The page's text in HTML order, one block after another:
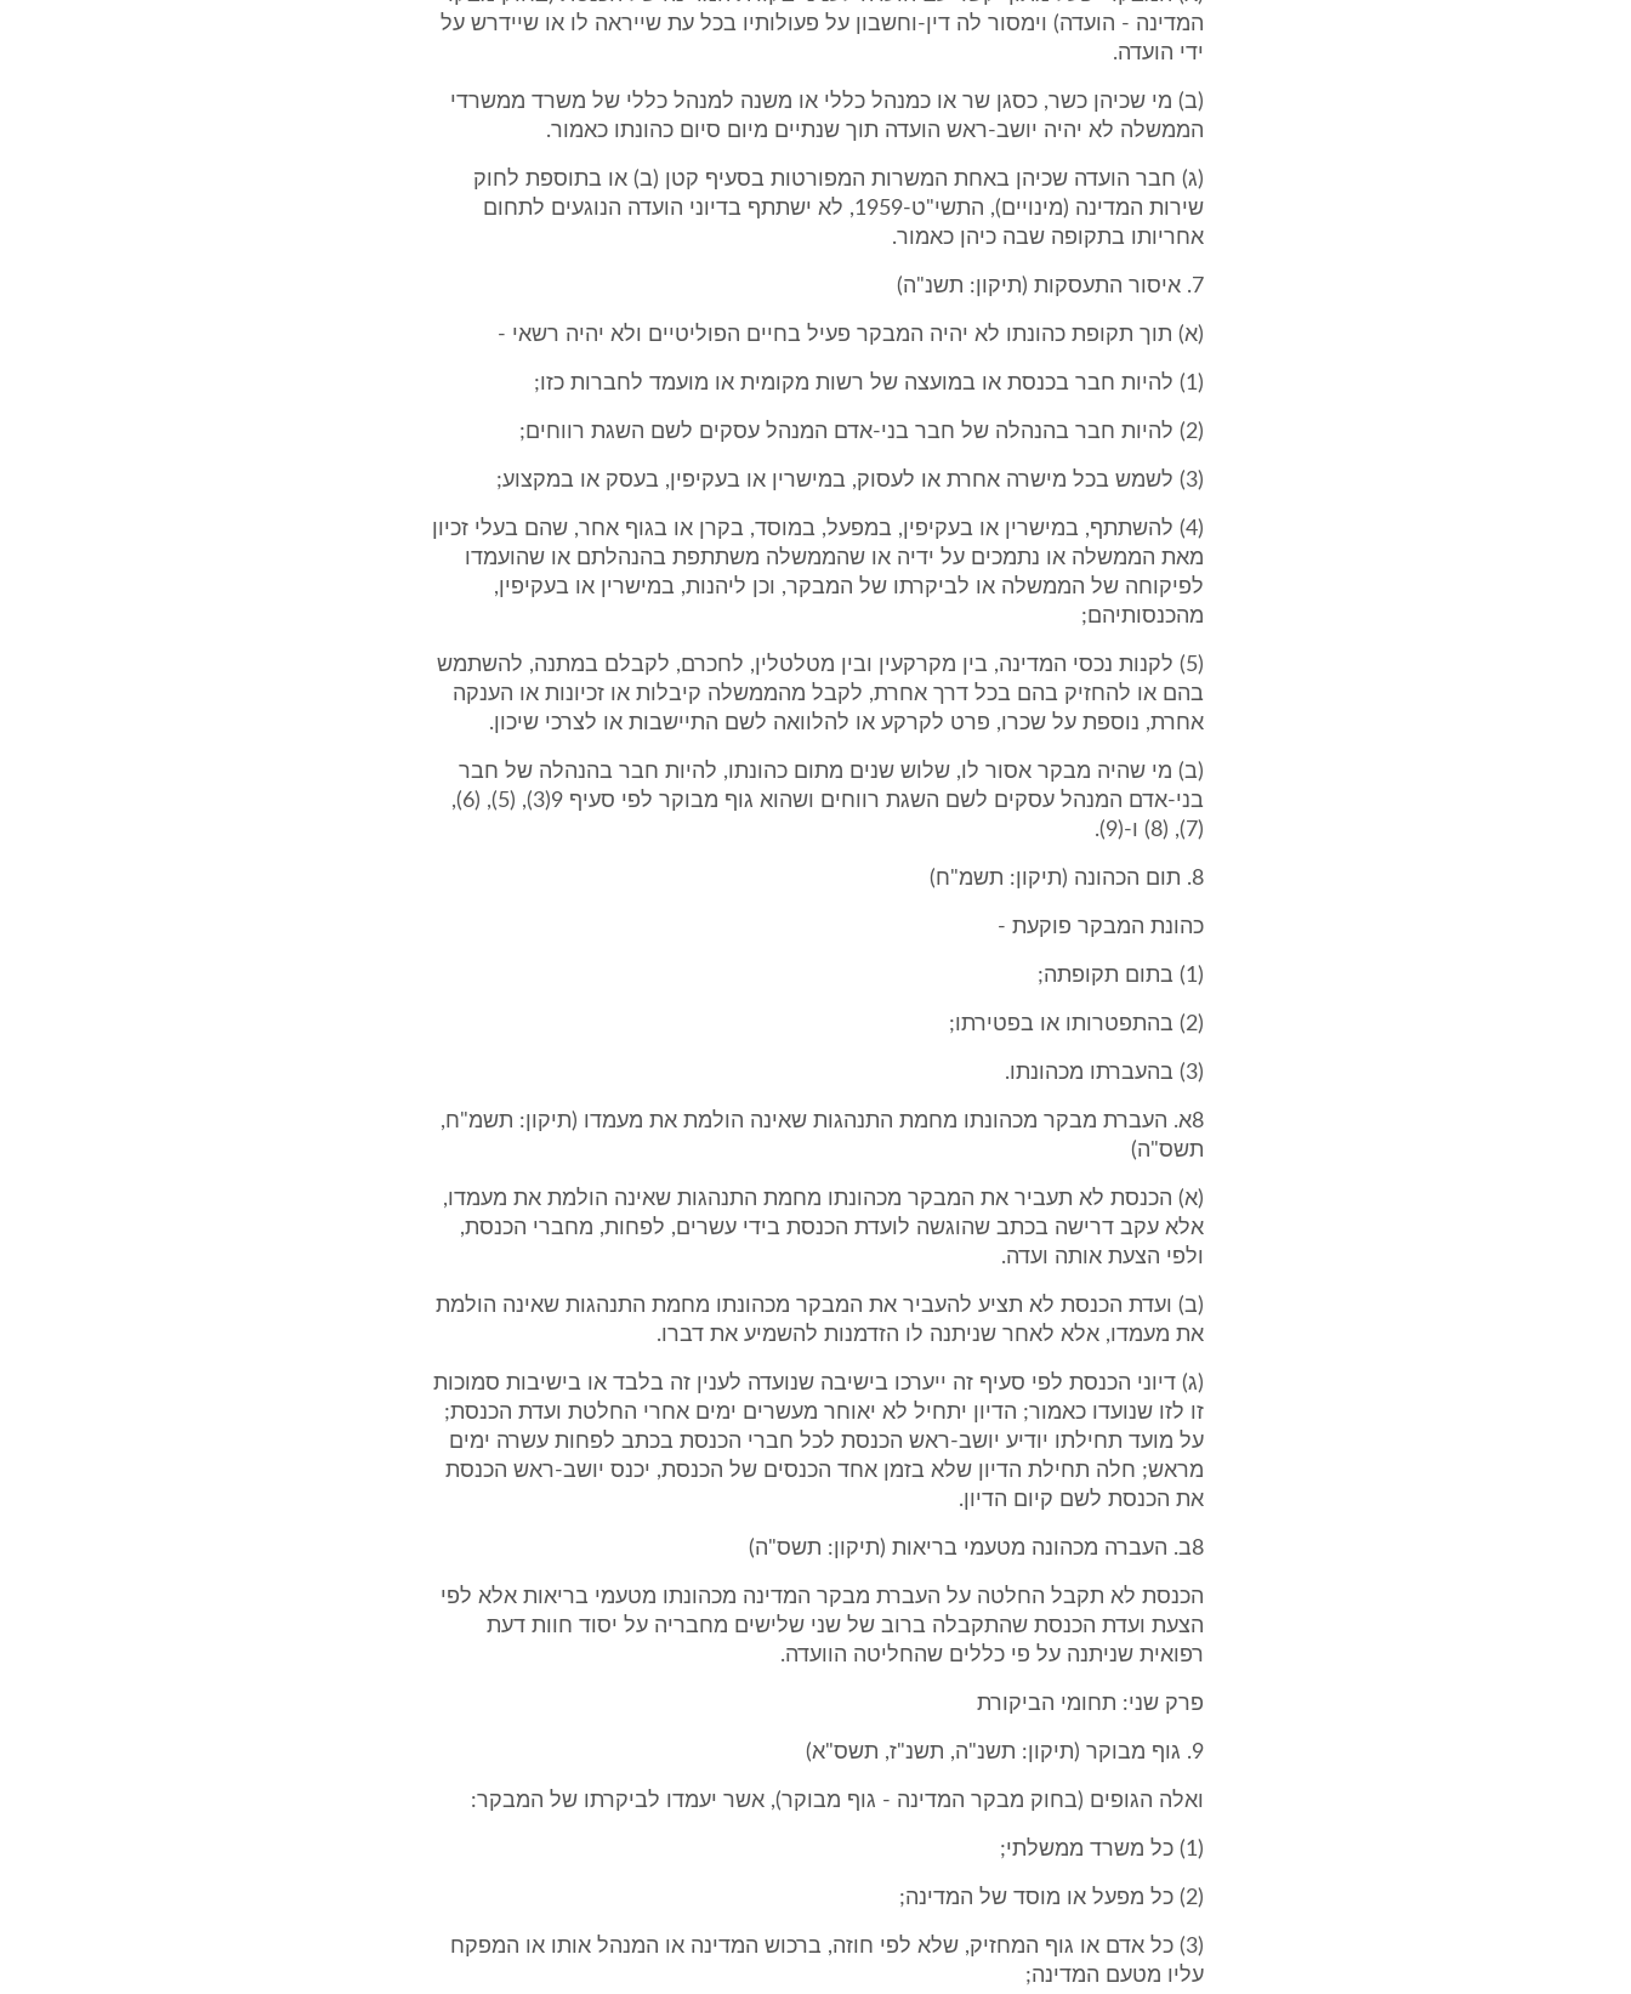
המדינה - הועדה) וימסור לה דין-וחשבון על פעולותיו בכל עת שייראה לו או שיידרש על
ידי הועדה.
(ב) מי שכיהן כשר, כסגן שר או כמנהל כללי או משנה למנהל כללי של משרד ממשרדי
הממשלה לא יהיה יושב-ראש הועדה תוך שנתיים מיום סיום כהונתו כאמור.
(ג) חבר הועדה שכיהן באחת המשרות המפורטות בסעיף קטן (ב) או בתוספת לחוק
שירות המדינה (מינויים), התשי"ט-1959, לא ישתתף בדיוני הועדה הנוגעים לתחום
אחריותו בתקופה שבה כיהן כאמור.
7. איסור התעסקות (תיקון: תשנ"ה)
(א) תוך תקופת כהונתו לא יהיה המבקר פעיל בחיים הפוליטיים ולא יהיה רשאי -
(1) להיות חבר בכנסת או במועצה של רשות מקומית או מועמד לחברות כזו;
(2) להיות חבר בהנהלה של חבר בני-אדם המנהל עסקים לשם השגת רווחים;
(3) לשמש בכל מישרה אחרת או לעסוק, במישרין או בעקיפין, בעסק או במקצוע;
(4) להשתתף, במישרין או בעקיפין, במפעל, במוסד, בקרן או בגוף אחר, שהם בעלי זכיון
מאת הממשלה או נתמכים על ידיה או שהממשלה משתתפת בהנהלתם או שהועמדו
לפיקוחה של הממשלה או לביקרתו של המבקר, וכן ליהנות, במישרין או בעקיפין,
מהכנסותיהם;
(5) לקנות נכסי המדינה, בין מקרקעין ובין מטלטלין, לחכרם, לקבלם במתנה, להשתמש
בהם או להחזיק בהם בכל דרך אחרת, לקבל מהממשלה קיבלות או זכיונות או הענקה
אחרת, נוספת על שכרו, פרט לקרקע או להלוואה לשם התיישבות או לצרכי שיכון.
(ב) מי שהיה מבקר אסור לו, שלוש שנים מתום כהונתו, להיות חבר בהנהלה של חבר
בני-אדם המנהל עסקים לשם השגת רווחים ושהוא גוף מבוקר לפי סעיף 9(3), (5), (6),
(7), (8) ו-(9).
8. תום הכהונה (תיקון: תשמ"ח)
כהונת המבקר פוקעת -
(1) בתום תקופתה;
(2) בהתפטרותו או בפטירתו;
(3) בהעברתו מכהונתו.
8א. העברת מבקר מכהונתו מחמת התנהגות שאינה הולמת את מעמדו (תיקון: תשמ"ח,
תשס"ה)
(א) הכנסת לא תעביר את המבקר מכהונתו מחמת התנהגות שאינה הולמת את מעמדו,
אלא עקב דרישה בכתב שהוגשה לועדת הכנסת בידי עשרים, לפחות, מחברי הכנסת,
ולפי הצעת אותה ועדה.
(ב) ועדת הכנסת לא תציע להעביר את המבקר מכהונתו מחמת התנהגות שאינה הולמת
את מעמדו, אלא לאחר שניתנה לו הזדמנות להשמיע את דברו.
(ג) דיוני הכנסת לפי סעיף זה ייערכו בישיבה שנועדה לענין זה בלבד או בישיבות סמוכות
זו לזו שנועדו כאמור; הדיון יתחיל לא יאוחר מעשרים ימים אחרי החלטת ועדת הכנסת;
על מועד תחילתו יודיע יושב-ראש הכנסת לכל חברי הכנסת בכתב לפחות עשרה ימים
מראש; חלה תחילת הדיון שלא בזמן אחד הכנסים של הכנסת, יכנס יושב-ראש הכנסת
את הכנסת לשם קיום הדיון.
8ב. העברה מכהונה מטעמי בריאות (תיקון: תשס"ה)
הכנסת לא תקבל החלטה על העברת מבקר המדינה מכהונתו מטעמי בריאות אלא לפי
הצעת ועדת הכנסת שהתקבלה ברוב של שני שלישים מחבריה על יסוד חוות דעת
רפואית שניתנה על פי כללים שהחליטה הוועדה.
פרק שני: תחומי הביקורת
9. גוף מבוקר (תיקון: תשנ"ה, תשנ"ז, תשס"א)
ואלה הגופים (בחוק מבקר המדינה - גוף מבוקר), אשר יעמדו לביקרתו של המבקר:
(1) כל משרד ממשלתי;
(2) כל מפעל או מוסד של המדינה;
(3) כל אדם או גוף המחזיק, שלא לפי חוזה, ברכוש המדינה או המנהל אותו או המפקח
עליו מטעם המדינה;